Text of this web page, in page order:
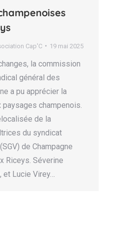
Cap'C 19 mai 2025
la commission
général des
a pu apprécier la
champenois.
de la
du syndicat
de Champagne
Riceys. Séverine
Lucie Virey…